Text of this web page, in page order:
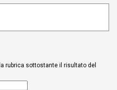
rubrica sottostante il risultato del